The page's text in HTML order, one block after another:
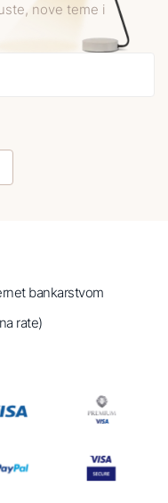
nove teme i
bankarstvom
rate)